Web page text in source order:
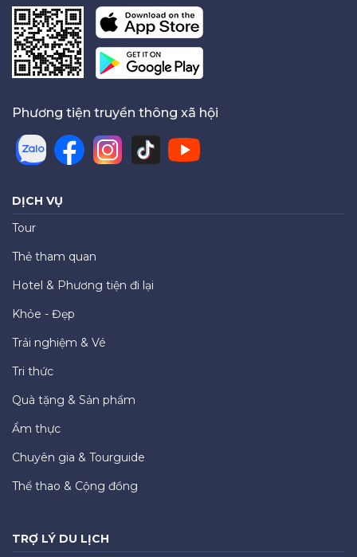
Phương tiện truyền thông xã hội
DỊCH VỤ
Tour
Thẻ tham quan
Hotel & Phương tiện đi lại
Khỏe - Đẹp
Trải nghiệm & Vé
Tri thức
Quà tặng & Sản phẩm
Ẩm thực
Chuyên gia & Tourguide
Thể thao & Cộng đồng
TRỢ LÝ DU LỊCH